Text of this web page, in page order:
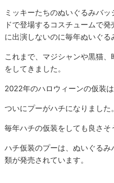
ミッキーたちのぬいぐるみバ
ドで登場するコスチュームで
に出演しないのに毎年ぬいぐる
これまで、マジシャンや黒猫
をしてきました。
2022年のハロウィーンの仮装は
ついにプーがハチになりました。
毎年ハチの仮装をしても良さそ
ハチ仮装のプーは、ぬいぐる
類が発売されています。